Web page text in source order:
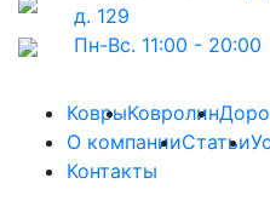
д. 129
Пн-Вс. 11:00 - 20:00
КоврыКовролин
О компанииСтатьи
Контакты